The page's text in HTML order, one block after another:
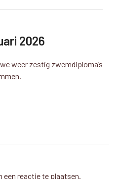
2026
weer zestig zwemdiploma’s
een reactie te plaatsen.